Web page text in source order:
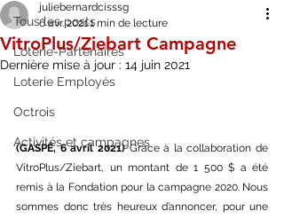
Tous les posts
Loterie-Partenaires
Loterie Employés
Octrois
Activités et campagnes
VitroPlus/Ziebart Campagne
juliebernardcisssg
6 avr. 20211 min de lecture
Dernière mise à jour : 14 juin 2021
(GASPÉ, 6 avril 2021) Grâce à la collaboration de
VitroPlus/Ziebart, un montant de 1 500 $ a été
remis à la Fondation pour la campagne 2020. Nous
sommes donc très heureux d’annoncer, pour une